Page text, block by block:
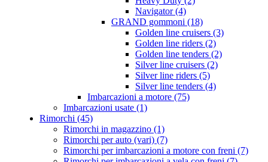
Navigator (4)
GRAND gommoni (18)
Golden line cruisers (3)
Golden line riders (2)
Golden line tenders (2)
Silver line cruisers (2)
Silver line riders (5)
Silver line tenders (4)
Imbarcazioni a motore (75)
Imbarcazioni usate (1)
Rimorchi (45)
Rimorchi in magazzino (1)
Rimorchi per auto (vari) (7)
Rimorchi per imbarcazioni a motore con freni (7)